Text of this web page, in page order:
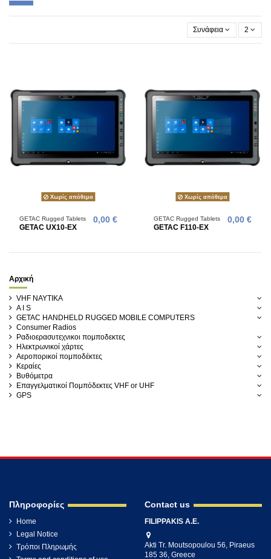
Συνάφεια 2
Χωρίς απόθεμα
GETAC Rugged Tablets
GETAC UX10-EX
0,00 €
Χωρίς απόθεμα
GETAC Rugged Tablets
GETAC F110-EX
0,00 €
Αρχική
VHF ΝΑΥΤΙΚΑ
A I S
GETAC HANDHELD RUGGED MOBILE COMPUTERS
Consumer Radios
Ραδιοερασυτεχνικοι πομποδεκτες
Ηλεκτρωνικοί χάρτες
Αεροπορικοί πομποδέκτες
Κεραίες
Βυθόμετρα
Επαγγελματικοί Πομπόδεκτες VHF or UHF
GPS
Πληροφορίες
Home
Legal Notice
Τρόποι Πληρωμής
Contact us
FILIPPAKIS A.E.
Akti Tr. Moutsopoulou 56, Piraeus
185 36, Greece